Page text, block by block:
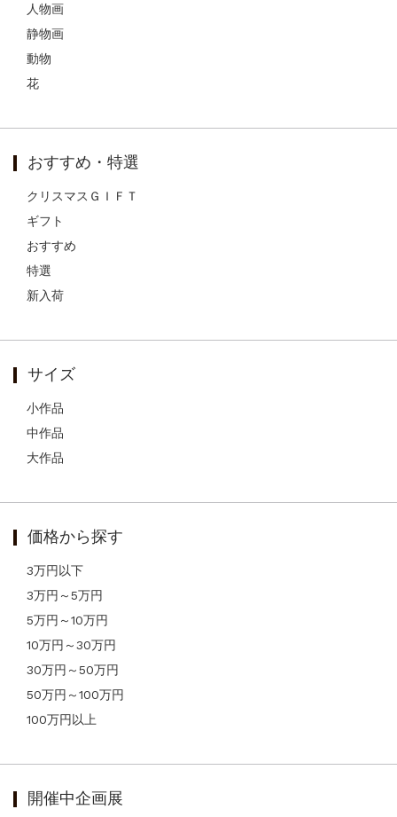
人物画
静物画
動物
花
おすすめ・特選
クリスマスＧＩＦＴ
ギフト
おすすめ
特選
新入荷
サイズ
小作品
中作品
大作品
価格から探す
3万円以下
3万円～5万円
5万円～10万円
10万円～30万円
30万円～50万円
50万円～100万円
100万円以上
開催中企画展